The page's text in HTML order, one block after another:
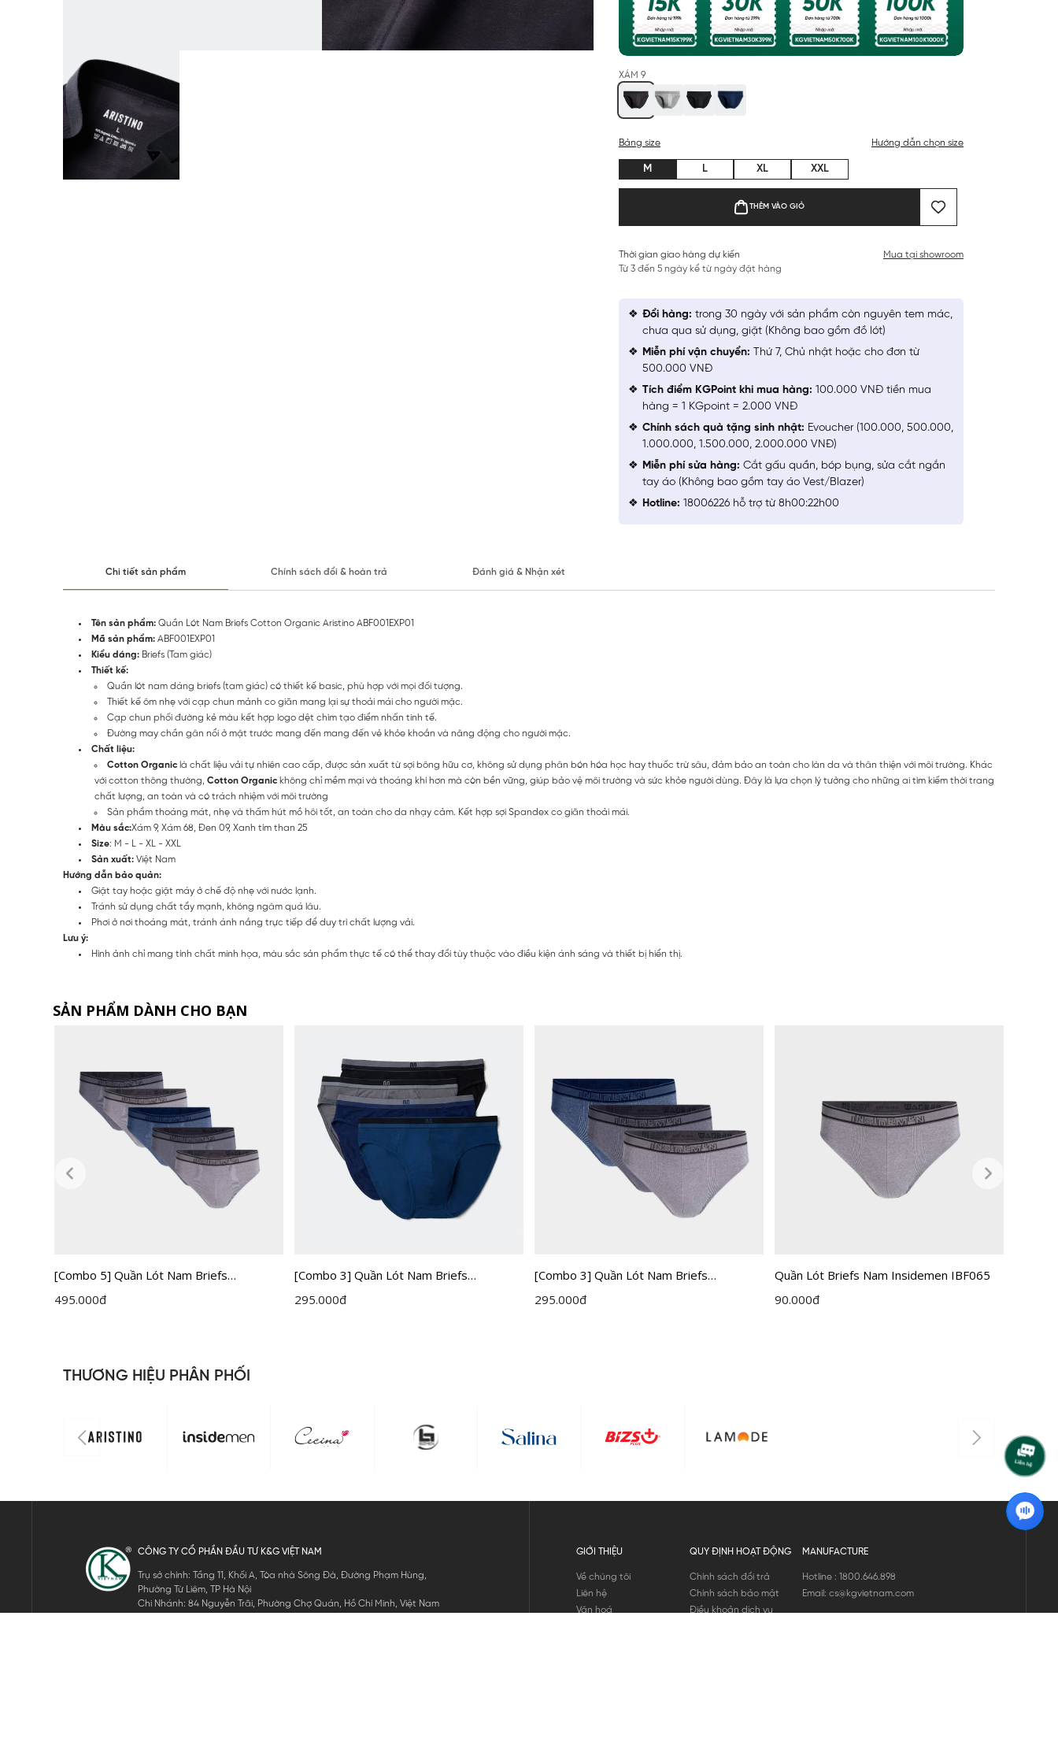
XÁM 9
Bảng size Hướng dẫn chọn size
M L XL XXL
THÊM VÀO GIỎ
Thời gian giao hàng dự kiến
Từ 3 đến 5 ngày kể từ ngày đặt hàng
Mua tại showroom
Đổi hàng: trong 30 ngày với sản phẩm còn nguyên tem mác,
chưa qua sử dụng, giặt (Không bao gồm đồ lót)
Miễn phí vận chuyển: Thứ 7, Chủ nhật hoặc cho đơn từ
500.000 VNĐ
Tích điểm KGPoint khi mua hàng: 100.000 VNĐ tiền mua
hàng = 1 KGpoint = 2.000 VNĐ
Chính sách quà tặng sinh nhật: Evoucher (100.000, 500.000,
1.000.000, 1.500.000, 2.000.000 VNĐ)
Miễn phí sửa hàng: Cắt gấu quần, bóp bụng, sửa cắt ngắn
tay áo (Không bao gồm tay áo Vest/Blazer)
Hotline: 18006226 hỗ trợ từ 8h00:22h00
Chi tiết sản phẩm Chính sách đổi & hoàn trả Đánh giá & Nhận xét
Tên sản phẩm: Quần Lót Nam Briefs Cotton Organic Aristino ABF001EXP01
Mã sản phẩm: ABF001EXP01
Kiểu dáng: Briefs (Tam giác)
Thiết kế:
Quần lót nam dáng briefs (tam giác) có thiết kế basic, phù hợp với mọi đối tượng.
Thiết kế ôm nhẹ với cạp chun mảnh co giãn mang lại sự thoải mái cho người mặc.
Cạp chun phối đường kẻ màu kết hợp logo dệt chìm tạo điểm nhấn tinh tế.
Đường may chần gân nổi ở mặt trước mang đến mang đến vẻ khỏe khoắn và năng động cho người mặc.
Chất liệu:
Cotton Organic là chất liệu vải tự nhiên cao cấp, được sản xuất từ sợi bông hữu cơ, không sử dụng phân bón hóa học hay thuốc trừ sâu, đảm bảo an toàn cho làn da và thân thiện với môi trường. Khác
với cotton thông thường, Cotton Organic không chỉ mềm mại và thoáng khí hơn mà còn bền vững, giúp bảo vệ môi trường và sức khỏe người dùng. Đây là lựa chọn lý tưởng cho những ai tìm kiếm thời trang
chất lượng, an toàn và có trách nhiệm với môi trường
Sản phẩm thoáng mát, nhẹ và thấm hút mồ hôi tốt, an toàn cho da nhạy cảm. Kết hợp sợi Spandex co giãn thoải mái.
Màu sắc:Xám 9, Xám 68, Đen 09, Xanh tím than 25
Size: M - L - XL - XXL
Sản xuất: Việt Nam
Hướng dẫn bảo quản:
Giặt tay hoặc giặt máy ở chế độ nhẹ với nước lạnh.
Tránh sử dụng chất tẩy mạnh, không ngâm quá lâu.
Phơi ở nơi thoáng mát, tránh ánh nắng trực tiếp để duy trì chất lượng vải.
Lưu ý:
Hình ảnh chỉ mang tính chất minh họa, màu sắc sản phẩm thực tế có thể thay đổi tùy thuộc vào điều kiện ánh sáng và thiết bị hiển thị.
SẢN PHẨM DÀNH CHO BẠN
[Combo 5] Quần Lót Nam Briefs
Insidemen IBF005EXP05
495.000đ
[Combo 3] Quần Lót Nam Briefs
Insidemen IBF001EXP03
295.000đ
[Combo 3] Quần Lót Nam Briefs
Insidemen IBF005EXP03
295.000đ
Quần Lót Briefs Nam Insidemen IBF065
90.000đ
THƯƠNG HIỆU PHÂN PHỐI
CÔNG TY CỔ PHẦN ĐẦU TƯ K&G VIỆT NAM
Trụ sở chính: Tầng 11, Khối A, Tòa nhà Sông Đà, Đường Phạm Hùng,
Phường Từ Liêm, TP Hà Nội
Chi Nhánh: 84 Nguyễn Trãi, Phường Chợ Quán, Hồ Chí Minh, Việt Nam
GIỚI THIỆU
Về chúng tôi
Liên hệ
Văn hoá
QUY ĐỊNH HOẠT ĐỘNG
Chính sách đổi trả
Chính sách bảo mật
Điều khoản dịch vụ
MANUFACTURE
Hotline : 1800.646.898
Email: cs@kgvietnam.com